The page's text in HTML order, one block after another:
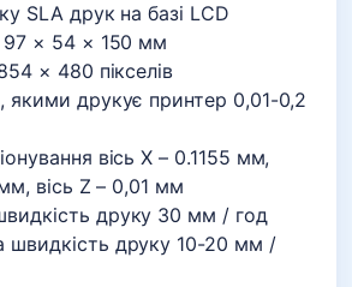
SLA друк на базі LCD
97 × 54 × 150 мм
× 480 пікселів
якими друкує принтер 0,01-0,2
вісь Х – 0.1155 мм,
вісь Z – 0,01 мм
друку 30 мм / год
швидкість друку 10-20 мм /